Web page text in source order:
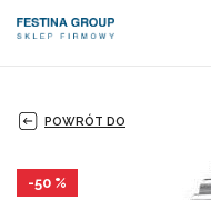
POWRÓT DO
-50 %